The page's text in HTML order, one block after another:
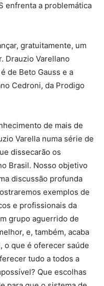
enfrenta a problemática
gratuitamente, um
Drauzio Varellano
de Beto Gauss e a
Cedroni, da Prodigo
de mais de
Varella numa série de
dissecarão os
Brasil. Nosso objetivo
discussão profunda
exemplos de
e profissionais da
grupo aguerrido de
e, também, acaba
o que é oferecer saúde
tudo a todos a
Que escolhas